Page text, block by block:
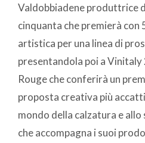
Valdobbiadene produttrice
cinquanta che premierà con
artistica per una linea di
presentandola poi a Vinitaly
Rouge che conferirà un
proposta creativa più
mondo della calzatura e allo
che accompagna i suoi